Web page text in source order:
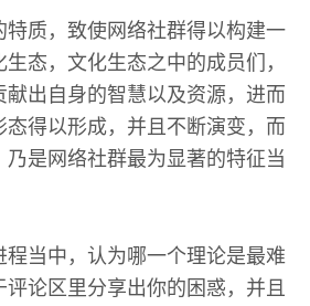
特质，致使网络社群得以构建一
态，文化生态之中的成员们，
献出自身的智慧以及资源，进而
得以形成，并且不断演变，而
是网络社群最为显著的特征当
当中，认为哪一个理论是最难
评论区里分享出你的困惑，并且